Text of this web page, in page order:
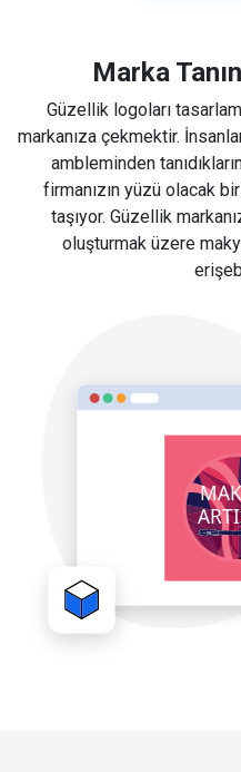
Marka
Güzellik logoları
markanıza çekmektir.
ambleminden
firmanızın yüzü olacak
taşıyor. Güzellik
oluşturmak üzere